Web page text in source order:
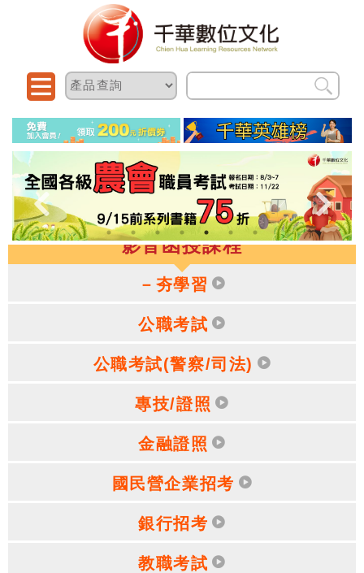
影音函授課程
－夯學習
公職考試
公職考試(警察/司法)
專技/證照
金融證照
國民營企業招考
銀行招考
教職考試